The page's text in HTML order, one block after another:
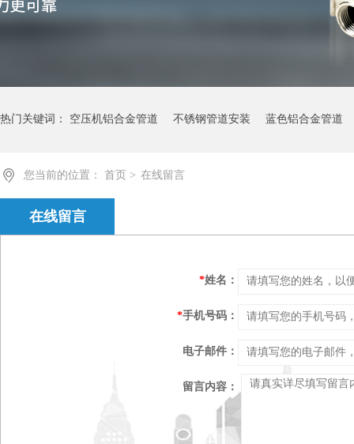
热门关键词： 空压机铝合金管道 不锈钢管道安装 蓝色铝合金管道
您当前的位置： 首页 > 在线留言
在线留言
*姓名：
*手机号码：
电子邮件：
留言内容：